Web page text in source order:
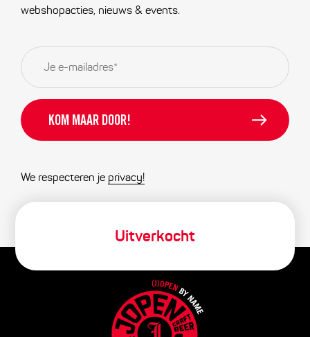
Uitverkocht
webshopacties, nieuws & events.
E-
mailadres *
We respecteren je privacy!